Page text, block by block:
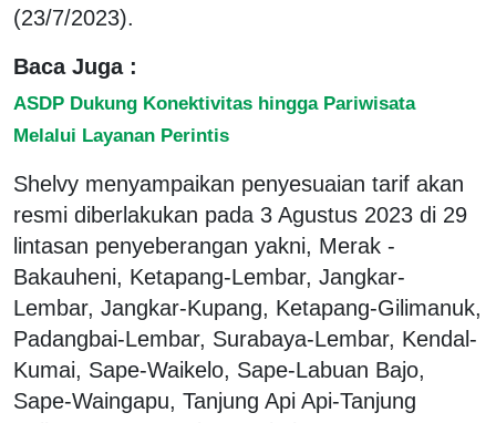
(23/7/2023).
Baca Juga :
ASDP Dukung Konektivitas hingga Pariwisata
Melalui Layanan Perintis
Shelvy menyampaikan penyesuaian tarif akan
resmi diberlakukan pada 3 Agustus 2023 di 29
lintasan penyeberangan yakni, Merak -
Bakauheni, Ketapang-Lembar, Jangkar-
Lembar, Jangkar-Kupang, Ketapang-Gilimanuk,
Padangbai-Lembar, Surabaya-Lembar, Kendal-
Kumai, Sape-Waikelo, Sape-Labuan Bajo,
Sape-Waingapu, Tanjung Api Api-Tanjung